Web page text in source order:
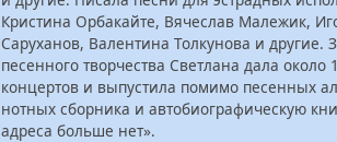
Кристина Орбакайте, Вячеслав Малежик,
Саруханов, Валентина Толкунова и другие.
песенного творчества Светлана дала около
концертов и выпустила помимо песенных
нотных сборника и автобиографическую
адреса больше нет».